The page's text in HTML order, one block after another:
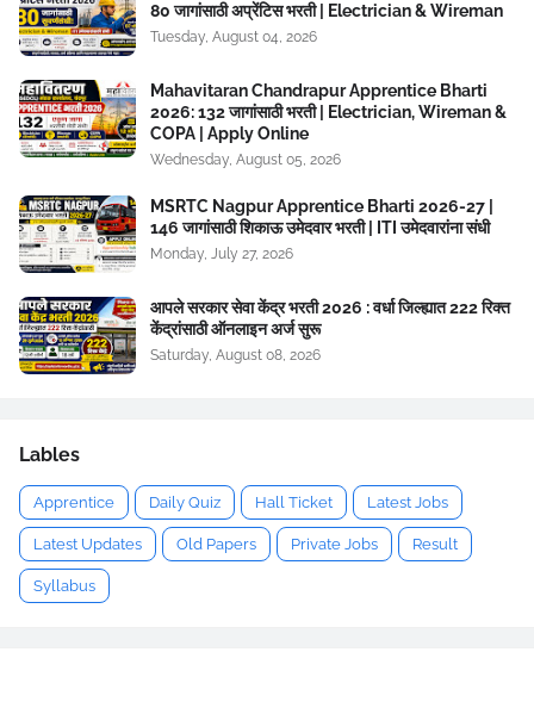
80 जागांसाठी अप्रेंटिस भरती | Electrician & Wireman
Tuesday, August 04, 2026
Mahavitaran Chandrapur Apprentice Bharti
2026: 132 जागांसाठी भरती | Electrician, Wireman &
COPA | Apply Online
Wednesday, August 05, 2026
MSRTC Nagpur Apprentice Bharti 2026-27 |
146 जागांसाठी शिकाऊ उमेदवार भरती | ITI उमेदवारांना संधी
Monday, July 27, 2026
आपले सरकार सेवा केंद्र भरती 2026 : वर्धा जिल्ह्यात 222 रिक्त
केंद्रांसाठी ऑनलाइन अर्ज सुरू
Saturday, August 08, 2026
Lables
Apprentice Daily Quiz Hall Ticket Latest Jobs
Latest Updates Old Papers Private Jobs Result
Syllabus